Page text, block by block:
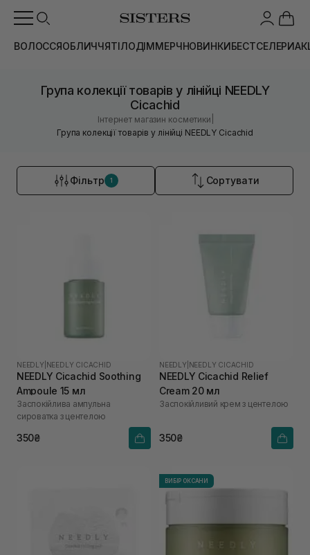
ВОЛОССЯОБЛИЧЧЯТІЛОДІММЕРЧНОВИНКИБЕСТСЕЛЕРИ
Група колекції товарів у лінійці NEEDLY
Cicachid
Інтернет магазин косметики
Група колекції товарів у лінійці NEEDLY Cicachid
Фільтр 1 Сортувати
NEEDLY NEEDLY CICACHID
NEEDLY Cicachid Soothing
Ampoule 15 мл
Заспокійлива ампульна
сироватка з центелою
350₴
NEEDLY NEEDLY CICACHID
NEEDLY Cicachid Relief
Cream 20 мл
Заспокійливий крем з центелою
350₴
ВИБІР ОКСАНИ